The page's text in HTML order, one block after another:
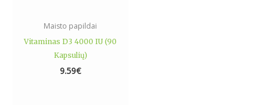
Maisto papildai
Vitaminas D3 4000 IU (90
Kapsulių)
9.59€